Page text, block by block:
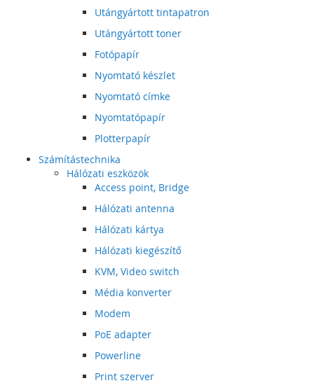
Utángyártott tintapatron
Utángyártott toner
Fotópapír
Nyomtató készlet
Nyomtató címke
Nyomtatópapír
Plotterpapír
Számítástechnika
Hálózati eszközök
Access point, Bridge
Hálózati antenna
Hálózati kártya
Hálózati kiegészítő
KVM, Video switch
Média konverter
Modem
PoE adapter
Powerline
Print szerver